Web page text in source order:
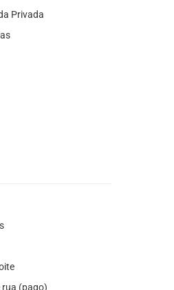
Privada
rua (pago)